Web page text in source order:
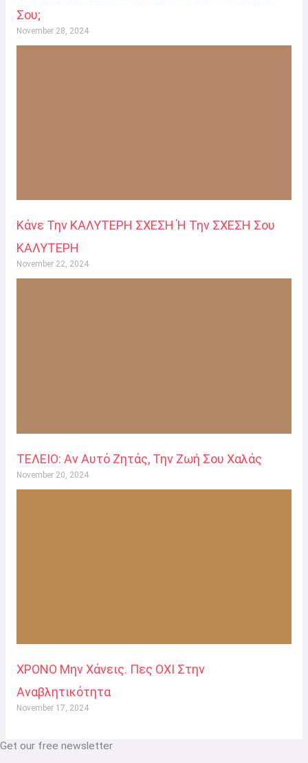
Σου;
November 28, 2024
Κάνε Την ΚΑΛΥΤΕΡΗ ΣΧΕΣΗ Ή Την ΣΧΕΣΗ Σου
ΚΑΛΥΤΕΡΗ
November 22, 2024
ΤΕΛΕΙΟ: Αν Αυτό Ζητάς, Την Ζωή Σου Χαλάς
November 20, 2024
ΧΡΟΝΟ Μην Χάνεις. Πες ΟΧΙ Στην
Αναβλητικότητα
November 17, 2024
Get our free newsletter